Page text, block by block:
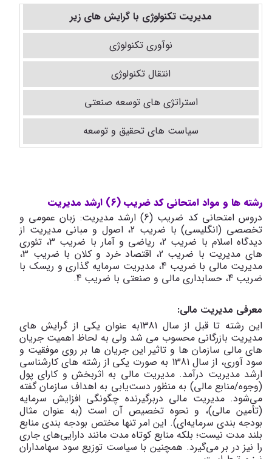
مدیریت تکنولوژی با گرایش های زیر
نوآوری تکنولوژی
انتقال تکنولوژی
استراتژی های توسعه صنعتی
سیاست های تحقیق و توسعه
رشته ها و مواد امتحانی کد ضریب (6) ارشد مدیریت
دروس امتحانی کد ضریب (6) ارشد مدیریت: زبان عمومی و
تخصصی (انگلیسی) با ضریب 2، اصول و مبانی مدیریت از
دیدگاه اسلام با ضریب 2، ریاضی و آمار با ضریب 3، تئوری
های مدیریت با ضریب 2، اقتصاد خرد و کلان با ضریب 3،
مدیریت مالی با ضریب 4، مدیریت سرمایه گذاری و ریسک با
ضریب 4، حسابداری مالی و صنعتی با ضریب 4.
معرفی مدیریت مالی:
این رشته تا قبل از سال 1381به عنوان یکی از گرایش های
مدیریت بازرگانی محسوب می شد ولی به لحاظ اهمیت جریان
های مالی سازمان ها و تاثیر این جریان ها بر روی موفقیت و
سود آوری، از سال 1381 به صورت یکی از رشته های کارشناسی
ارشد مدیریت درآمد. مدیریت مالی به اثربخش و کارای پول
(وجوه/منابع مالی) به منظور دست‌یابی به اهداف سازمان گفته
می‌شود. مدیریت مالی دربرگیرنده چگونگی افزایش سرمایه
(تأمین مالی)، و نحوه تخصیص آن است (به عنوان مثال
بودجه بندی سرمایه‌ای). این امر تنها مختص بودجه بندی منابع
بلند مدت نیست؛ بلکه منابع کوتاه مدت مانند دارایی‌های جاری
را نیز در بر می‌گیرد. همچنین با سیاست توزیع سود سهامداران